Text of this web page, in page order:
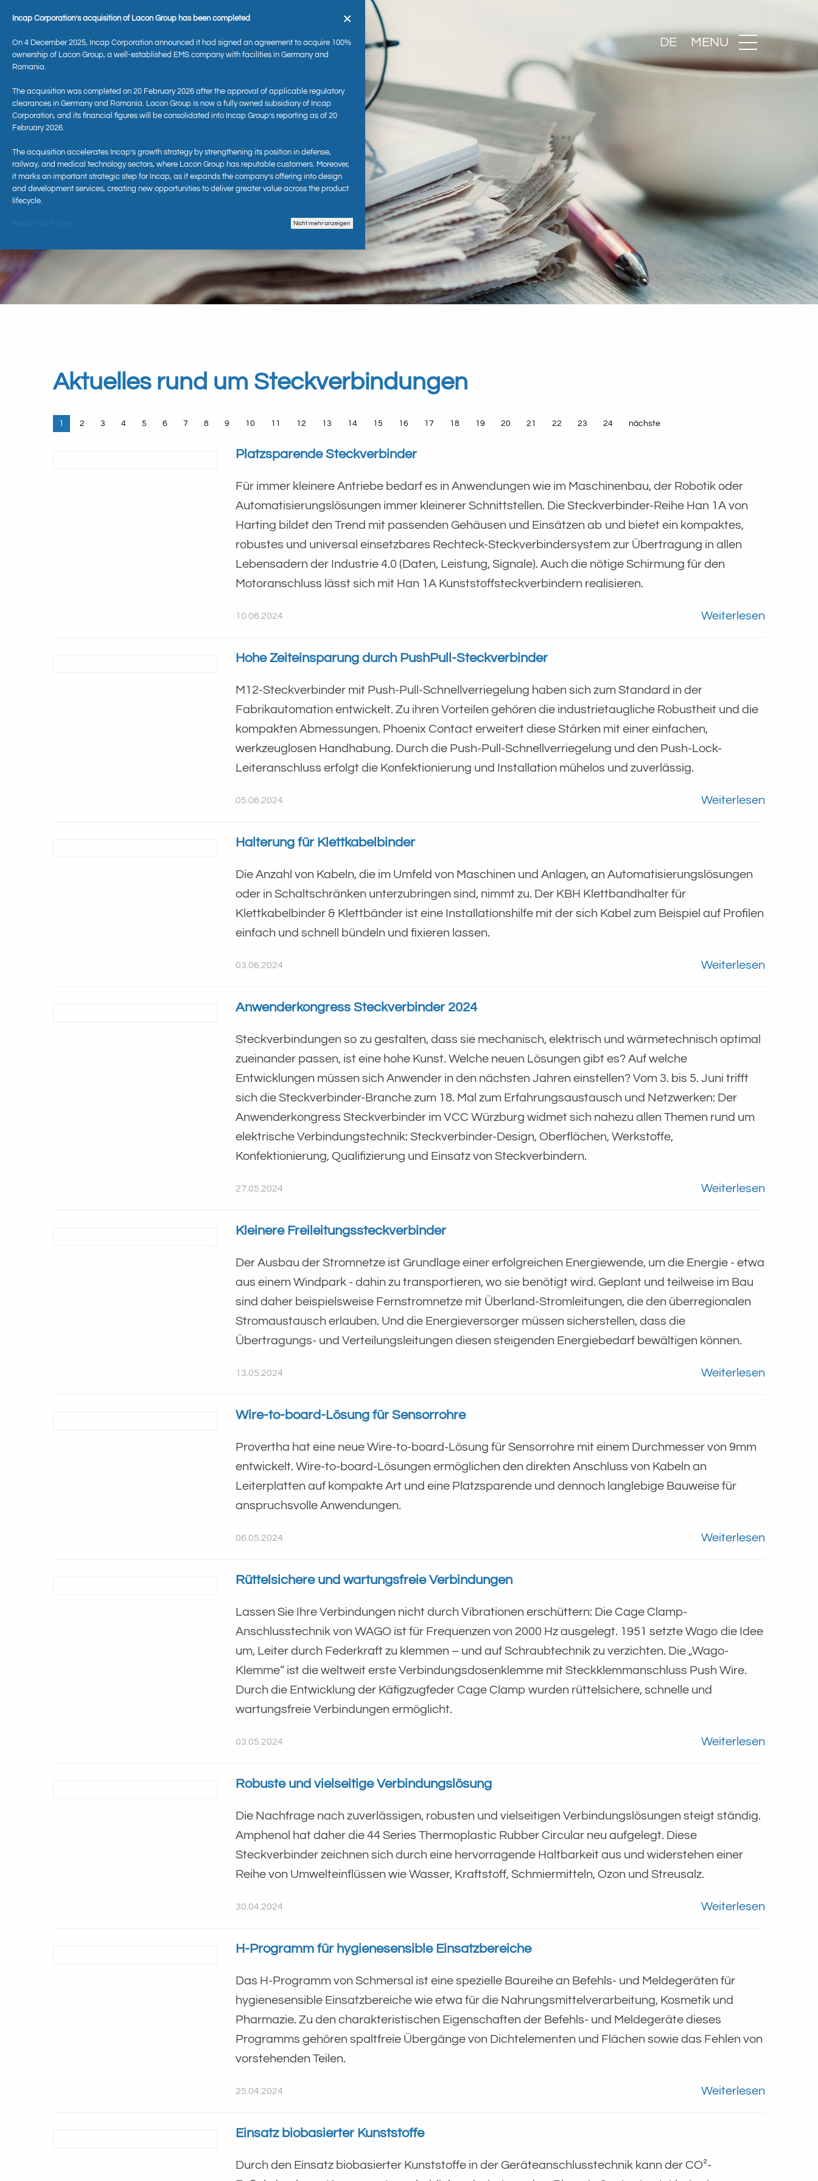
MENU
DE
Aktuelles
Aktuelles rund um Steckverbindungen
1 2 3 4 5 6 7 8 9 10 11 12 13 14 15 16 17 18 19 20 21 22 23 24 nächste
Platzsparende Steckverbinder
Für immer kleinere Antriebe bedarf es in Anwendungen wie im Maschinenbau, der Robotik oder
Automatisierungslösungen immer kleinerer Schnittstellen. Die Steckverbinder-Reihe Han 1A von
Harting bildet den Trend mit passenden Gehäusen und Einsätzen ab und bietet ein kompaktes,
robustes und universal einsetzbares Rechteck-Steckverbindersystem zur Übertragung in allen
Lebensadern der Industrie 4.0 (Daten, Leistung, Signale). Auch die nötige Schirmung für den
Motoranschluss lässt sich mit Han 1A Kunststoffsteckverbindern realisieren.
10.06.2024 Weiterlesen
Hohe Zeiteinsparung durch PushPull-Steckverbinder
M12-Steckverbinder mit Push-Pull-Schnellverriegelung haben sich zum Standard in der
Fabrikautomation entwickelt. Zu ihren Vorteilen gehören die industrietaugliche Robustheit und die
kompakten Abmessungen. Phoenix Contact erweitert diese Stärken mit einer einfachen,
werkzeuglosen Handhabung. Durch die Push-Pull-Schnellverriegelung und den Push-Lock-
Leiteranschluss erfolgt die Konfektionierung und Installation mühelos und zuverlässig.
05.06.2024 Weiterlesen
Halterung für Klettkabelbinder
Die Anzahl von Kabeln, die im Umfeld von Maschinen und Anlagen, an Automatisierungslösungen
oder in Schaltschränken unterzubringen sind, nimmt zu. Der KBH Klettbandhalter für
Klettkabelbinder & Klettbänder ist eine Installationshilfe mit der sich Kabel zum Beispiel auf Profilen
einfach und schnell bündeln und fixieren lassen.
03.06.2024 Weiterlesen
Anwenderkongress Steckverbinder 2024
Steckverbindungen so zu gestalten, dass sie mechanisch, elektrisch und wärmetechnisch optimal
zueinander passen, ist eine hohe Kunst. Welche neuen Lösungen gibt es? Auf welche
Entwicklungen müssen sich Anwender in den nächsten Jahren einstellen? Vom 3. bis 5. Juni trifft
sich die Steckverbinder-Branche zum 18. Mal zum Erfahrungsaustausch und Netzwerken: Der
Anwenderkongress Steckverbinder im VCC Würzburg widmet sich nahezu allen Themen rund um
elektrische Verbindungstechnik: Steckverbinder-Design, Oberflächen, Werkstoffe,
Konfektionierung, Qualifizierung und Einsatz von Steckverbindern.
27.05.2024 Weiterlesen
Kleinere Freileitungssteckverbinder
​​​​​​​​​​​​​Der Ausbau der Stromnetze ist Grundlage einer erfolgreichen Energiewende, um die Energie - etwa
aus einem Windpark - dahin zu transportieren, wo sie benötigt wird. Geplant und teilweise im Bau
sind daher beispielsweise Fernstromnetze mit Überland-Stromleitungen, die den überregionalen
Stromaustausch erlauben. Und die Energieversorger müssen sicherstellen, dass die
Übertragungs- und Verteilungsleitungen diesen steigenden Energiebedarf bewältigen können.
13.05.2024 Weiterlesen
Wire-to-board-Lösung für Sensorrohre
Provertha hat eine neue Wire-to-board-Lösung für Sensorrohre mit einem Durchmesser von 9mm
entwickelt. Wire-to-board-Lösungen ermöglichen den direkten Anschluss von Kabeln an
Leiterplatten auf kompakte Art und eine Platzsparende und dennoch langlebige Bauweise für
anspruchsvolle Anwendungen.
06.05.2024 Weiterlesen
Rüttelsichere und wartungsfreie Verbindungen
Lassen Sie Ihre Verbindungen nicht durch Vibrationen erschüttern: Die Cage Clamp-
Anschlusstechnik von WAGO ist für Frequenzen von 2000 Hz ausgelegt. 1951 setzte Wago die Idee
um, Leiter durch Federkraft zu klemmen – und auf Schraubtechnik zu verzichten. Die „Wago-
Klemme“ ist die weltweit erste Verbindungsdosenklemme mit Steckklemmanschluss Push Wire.
Durch die Entwicklung der Käfigzugfeder Cage Clamp wurden rüttelsichere, schnelle und
wartungsfreie Verbindungen ermöglicht.
03.05.2024 Weiterlesen
Robuste und vielseitige Verbindungslösung
Die Nachfrage nach zuverlässigen, robusten und vielseitigen Verbindungslösungen steigt ständig.
Amphenol hat daher die 44 Series Thermoplastic Rubber Circular neu aufgelegt. Diese
Steckverbinder zeichnen sich durch eine hervorragende Haltbarkeit aus und widerstehen einer
Reihe von Umwelteinflüssen wie Wasser, Kraftstoff, Schmiermitteln, Ozon und Streusalz.
30.04.2024 Weiterlesen
H-Programm für hygienesensible Einsatzbereiche
Das H-Programm von Schmersal ist eine spezielle Baureihe an Befehls- und Meldegeräten für
hygienesensible Einsatzbereiche wie etwa für die Nahrungsmittelverarbeitung, Kosmetik und
Pharmazie. Zu den charakteristischen Eigenschaften der Befehls- und Meldegeräte dieses
Programms gehören spaltfreie Übergänge von Dichtelementen und Flächen sowie das Fehlen von
vorstehenden Teilen.
25.04.2024 Weiterlesen
Einsatz biobasierter Kunststoffe
Durch den Einsatz biobasierter Kunststoffe in der Geräteanschlusstechnik kann der CO²-
×
Incap Corporation’s acquisition of Lacon Group has been completed
On 4 December 2025, Incap Corporation announced it had signed an agreement to acquire 100%
ownership of Lacon Group, a well-established EMS company with facilities in Germany and
Romania.
The acquisition was completed on 20 February 2026 after the approval of applicable regulatory
clearances in Germany and Romania. Lacon Group is now a fully owned subsidiary of Incap
Corporation, and its financial figures will be consolidated into Incap Group’s reporting as of 20
February 2026.
The acquisition accelerates Incap’s growth strategy by strengthening its position in defense,
railway, and medical technology sectors, where Lacon Group has reputable customers. Moreover,
it marks an important strategic step for Incap, as it expands the company’s offering into design
and development services, creating new opportunities to deliver greater value across the product
lifecycle.
Nicht mehr anzeigen